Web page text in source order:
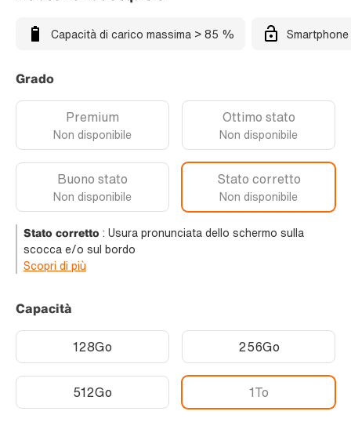
Capacità di carico massima > 85 %
Grado
Premium
Non disponibile
Ottimo stato
Non disponibile
Buono stato
Non disponibile
Stato corretto
Non disponibile
Stato corretto: Usura pronunciata dello schermo sulla
scocca e/o sul bordo
Scopri di più
Capacità
128Go 256Go
512Go 1To